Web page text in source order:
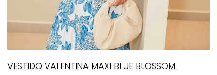
VESTIDO VALENTINA MAXI BLUE BLOSSOM